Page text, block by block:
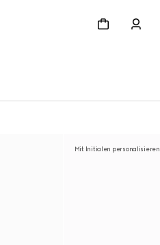
Mit Initialen personalisieren